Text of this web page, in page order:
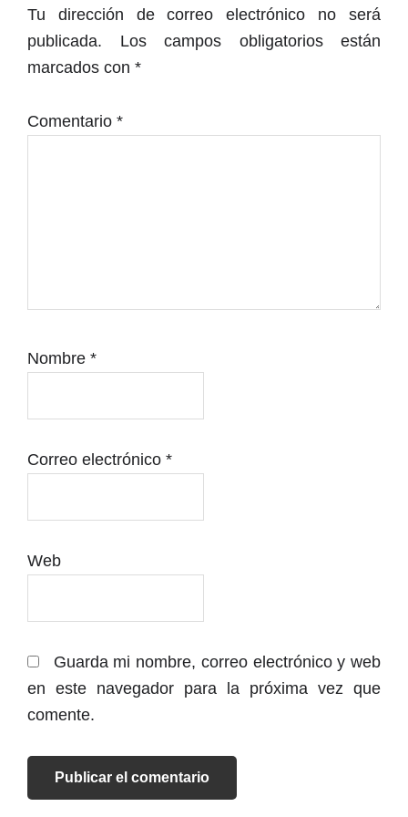
los
lectores
Tu dirección de correo electrónico no será
publicada.
Los campos obligatorios están
marcados con *
Comentario *
Nombre *
Correo electrónico *
Web
Guarda mi nombre, correo electrónico y web
en este navegador para la próxima vez que
comente.